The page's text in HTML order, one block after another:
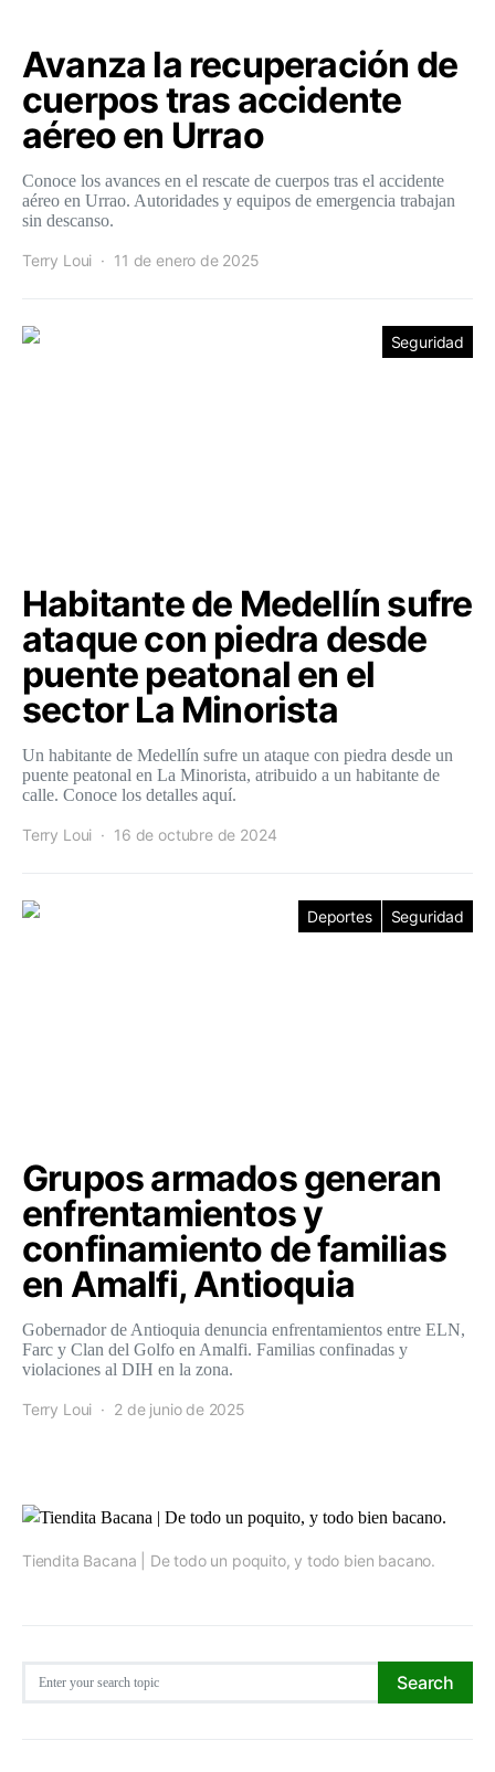
Avanza la recuperación de
cuerpos tras accidente
aéreo en Urrao
Conoce los avances en el rescate de cuerpos tras el accidente
aéreo en Urrao. Autoridades y equipos de emergencia trabajan
sin descanso.
Terry Loui 11 de enero de 2025
Seguridad
Habitante de Medellín sufre
ataque con piedra desde
puente peatonal en el
sector La Minorista
Un habitante de Medellín sufre un ataque con piedra desde un
puente peatonal en La Minorista, atribuido a un habitante de
calle. Conoce los detalles aquí.
Terry Loui 16 de octubre de 2024
Deportes Seguridad
Grupos armados generan
enfrentamientos y
confinamiento de familias
en Amalfi, Antioquia
Gobernador de Antioquia denuncia enfrentamientos entre ELN,
Farc y Clan del Golfo en Amalfi. Familias confinadas y
violaciones al DIH en la zona.
Terry Loui 2 de junio de 2025
Tiendita Bacana | De todo un poquito, y todo bien bacano.
Search